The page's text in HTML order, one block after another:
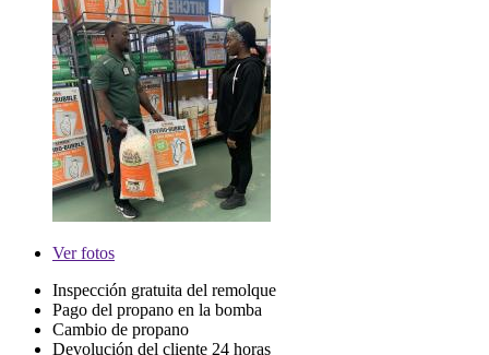
Verfotos
Inspección gratuita del remolque
Pago del propano en la bomba
Cambio de propano
Devolución del cliente 24 horas